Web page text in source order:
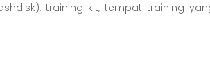
training kit, tempat training